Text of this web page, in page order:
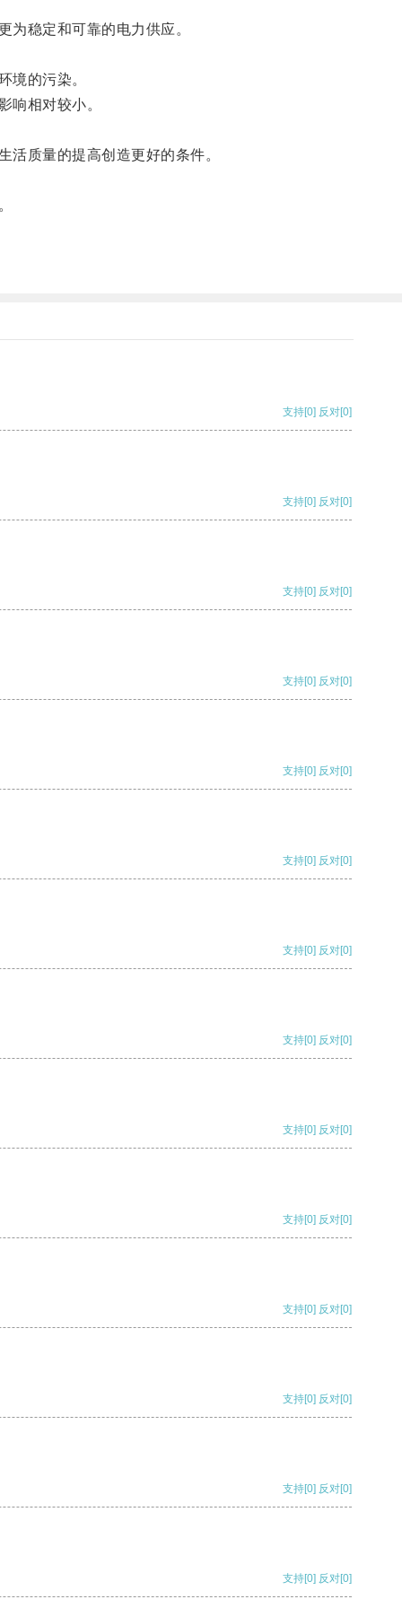
稳定和可靠的电力供应。
的污染。
相对较小。
质量的提高创造更好的条件。
支持[0] 反对[0]
支持[0] 反对[0]
支持[0] 反对[0]
支持[0] 反对[0]
支持[0] 反对[0]
支持[0] 反对[0]
支持[0] 反对[0]
支持[0] 反对[0]
支持[0] 反对[0]
支持[0] 反对[0]
支持[0] 反对[0]
支持[0] 反对[0]
支持[0] 反对[0]
支持[0] 反对[0]